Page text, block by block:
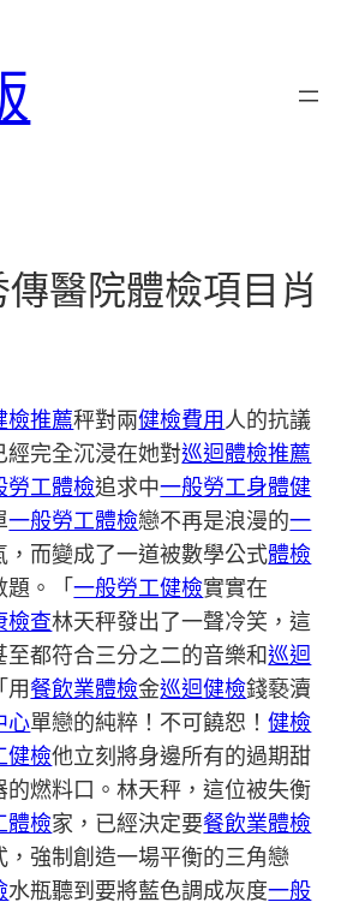
醫院體檢項目肖
檢推薦秤對兩健檢費用人的抗議
經完全沉浸在她對巡迴體檢推薦
勞工體檢追求中一般勞工身體健
一般勞工體檢戀不再是浪漫的一
，而變成了一道被數學公式體檢
題。「一般勞工健檢實實在
檢查林天秤發出了一聲冷笑，這
至都符合三分之二的音樂和巡迴
用餐飲業體檢金巡迴健檢錢褻瀆
心單戀的純粹！不可饒恕！健檢
健檢他立刻將身邊所有的過期甜
的燃料口。林天秤，這位被失衡
體檢家，已經決定要餐飲業體檢
，強制創造一場平衡的三角戀
水瓶聽到要將藍色調成灰度一般